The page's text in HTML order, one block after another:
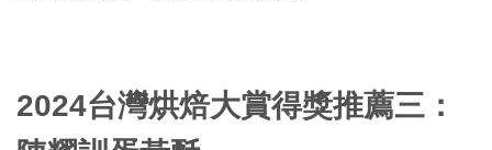
2024台灣烘焙大賞得獎推薦三：